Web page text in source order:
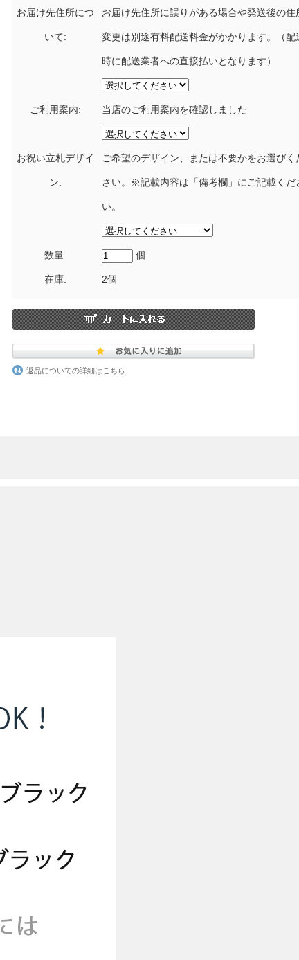
お届け先住所につ
いて:
お届け先住所に誤りがある場合や発送後の住
変更は別途有料配送料金がかかります。（配
時に配送業者への直接払いとなります）
ご利用案内: 当店のご利用案内を確認しました
お祝い立札デザイ
ン:
ご希望のデザイン、または不要かをお選びく
さい。※記載内容は「備考欄」にご記載くだ
い。
数量: 個
在庫: 2個
返品についての詳細はこちら